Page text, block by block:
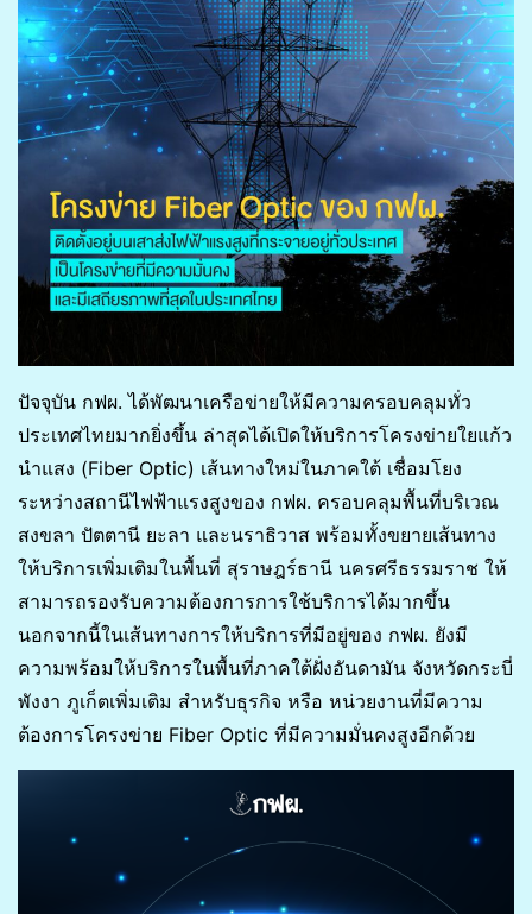
ปัจจุบัน กฟผ. ได้พัฒนาเครือข่ายให้มีความครอบคลุมทั่ว
ประเทศไทยมากยิ่งขึ้น ล่าสุดได้เปิดให้บริการโครงข่ายใยแก้ว
นำแสง (Fiber Optic) เส้นทางใหม่ในภาคใต้ เชื่อมโยง
ระหว่างสถานีไฟฟ้าแรงสูงของ กฟผ. ครอบคลุมพื้นที่บริเวณ
สงขลา ปัตตานี ยะลา และนราธิวาส พร้อมทั้งขยายเส้นทาง
ให้บริการเพิ่มเติมในพื้นที่ สุราษฎร์ธานี นครศรีธรรมราช ให้
สามารถรองรับความต้องการการใช้บริการได้มากขึ้น
นอกจากนี้ในเส้นทางการให้บริการที่มีอยู่ของ กฟผ. ยังมี
ความพร้อมให้บริการในพื้นที่ภาคใต้ฝั่งอันดามัน จังหวัดกระบี่
พังงา ภูเก็ตเพิ่มเติม สำหรับธุรกิจ หรือ หน่วยงานที่มีความ
ต้องการโครงข่าย Fiber Optic ที่มีความมั่นคงสูงอีกด้วย